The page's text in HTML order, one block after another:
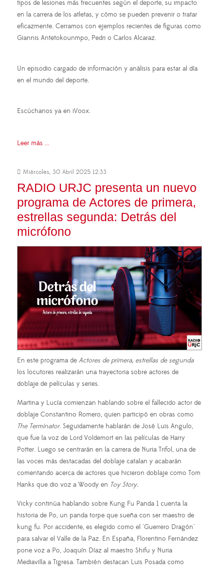
tipos de lesiones más frecuentes según el deporte, su impacto
en la carrera de los atletas, y cómo se pueden prevenir o tratar
eficazmente. Cerramos con ejemplos recientes de figuras como
Giannis Antetokounmpo, Pedri o Carlos Alcaraz.
Un episodio cargado de información y análisis para estar al día
en el mundo del deporte.
Escúchanos ya en iVoox.
Leer más ...
Miércoles, 30 Abril 2025 12:33
RADIO URJC presenta un nuevo
programa de Actores de primera,
estrellas segunda: Detrás del
micrófono
En este programa de Actores de primera, estrellas de segunda
los locutores realizarán una trayectoria sobre actores de
doblaje de películas y series.
Martina y Lucía comienzan hablando sobre el fallecido actor de
doblaje Constantino Romero, quien participó en obras como
The Terminator. Seguidamente hablarán de José Luis Angulo,
que fue la voz de Lord Voldemort en las películas de Harry
Potter. Luego se centrarán en la carrera de Nuria Trifol, una de
las voces más destacadas del doblaje catalan y acabarán
comentando acerca de actores que hicieron doblaje como Tom
Hanks que dio voz a Woody en Toy Story.
Vicky continúa hablando sobre Kung Fu Panda 1 cuenta la
historia de Po, un panda torpe que sueña con ser maestro de
kung fu. Por accidente, es elegido como el "Guerrero Dragón"
para salvar el Valle de la Paz. En España, Florentino Fernández
pone voz a Po, Joaquín Díaz al maestro Shifu y Nuria
Mediavilla a Tigresa. También destacan Luis Posada como